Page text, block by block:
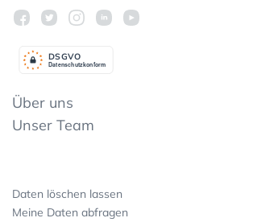
Datenschutzkonform
DSGVO
Über uns
Unser Team
Daten löschen lassen
Meine Daten abfragen